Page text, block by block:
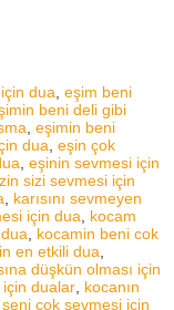
dua, eşim beni
beni deli gibi
, eşimin beni
dua, eşin çok
, eşinin sevmesi için
sizi sevmesi için
, karısını sevmeyen
için dua, kocam
, kocamin beni cok
en etkili dua,
düşkün olması için
için dualar, kocanın
seni çok sevmesi için